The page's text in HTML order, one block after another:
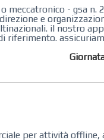
meccatronico - gsa
e
il nostro
riferimento.
per attività offline,